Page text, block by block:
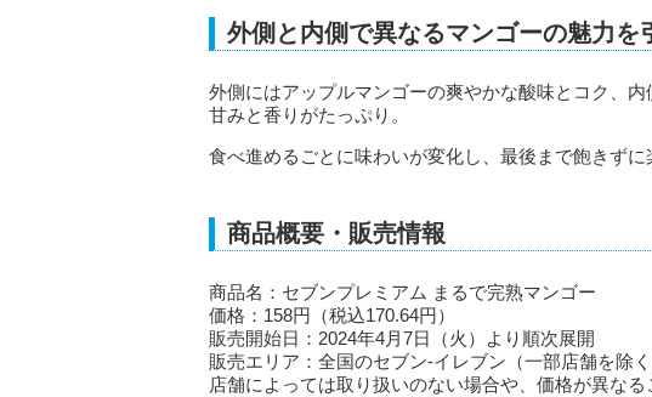
外側と内側で異なるマンゴーの魅力を
外側にはアップルマンゴーの爽やかな酸味とコク、
甘みと香りがたっぷり。
食べ進めるごとに味わいが変化し、最後まで飽きずに
商品概要・販売情報
商品名：セブンプレミアム まるで完熟マンゴー
価格：158円（税込170.64円）
販売開始日：2024年4月7日（火）より順次展開
販売エリア：全国のセブン‐イレブン（一部店舗を除く
店舗によっては取り扱いのない場合や、価格が異なる